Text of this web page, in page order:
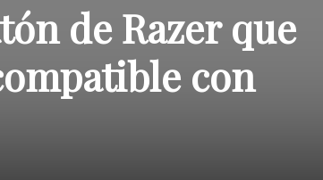
de Razer que
con